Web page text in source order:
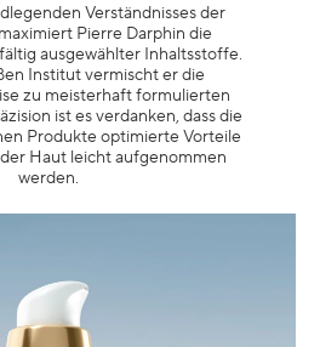
Verständnisses der
Pierre Darphin die
ausgewählter Inhaltsstoffe.
Institut vermischt er die
zu meisterhaft formulierten
ist es verdanken, dass die
Produkte optimierte Vorteile
Haut leicht aufgenommen
werden.